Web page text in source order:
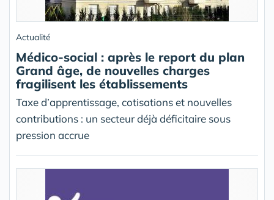
Actualité
Médico-social : après le report du plan
Grand âge, de nouvelles charges
fragilisent les établissements
Taxe d’apprentissage, cotisations et nouvelles
contributions : un secteur déjà déficitaire sous
pression accrue